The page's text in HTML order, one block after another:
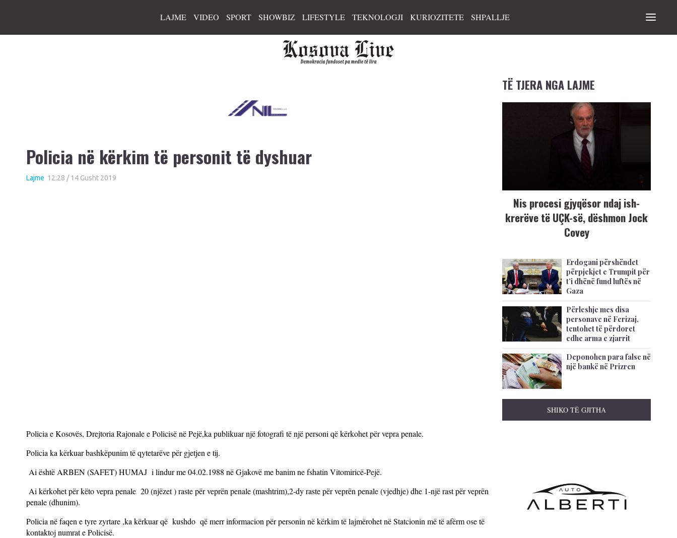
LAJME VIDEO SPORT SHOWBIZ LIFESTYLE TEKNOLOGJI KURIOZITETE SHPALLJE
Policia në kërkim të personit të dyshuar
Lajme 12:28 / 14 Gusht 2019
Policia e Kosovës, Drejtoria Rajonale e Policisë në Pejë,ka publikuar një fotografi të një personi që kërkohet për vepra penale.
Policia ka kërkuar bashkëpunim të qytetarëve për gjetjen e tij.
Ai është ARBEN (SAFET) HUMAJ i lindur me 04.02.1988 në Gjakovë me banim ne fshatin Vitomiricë-Pejë.
Ai kërkohet për këto vepra penale 20 (njëzet ) raste për veprën penale (mashtrim),2-dy raste për veprën penale (vjedhje) dhe 1-një rast për veprën
penale (dhunim).
Policia në faqen e tyre zyrtare ,ka kërkuar që kushdo që merr informacion për personin në kërkim të lajmërohet në Statcionin më të afërm ose të
kontaktoj numrat e Policisë.
TË TJERA NGA LAJME
Nis procesi gjyqësor ndaj ish-
krerëve të UÇK-së, dëshmon Jock
Covey
Erdogani përshëndet
përpjekjet e Trumpit për
t’i dhënë fund luftës në
Gaza
Përleshje mes disa
personave në Ferizaj,
tentohet të përdoret
edhe arma e zjarrit
Deponohen para false në
një bankë në Prizren
SHIKO TË GJITHA